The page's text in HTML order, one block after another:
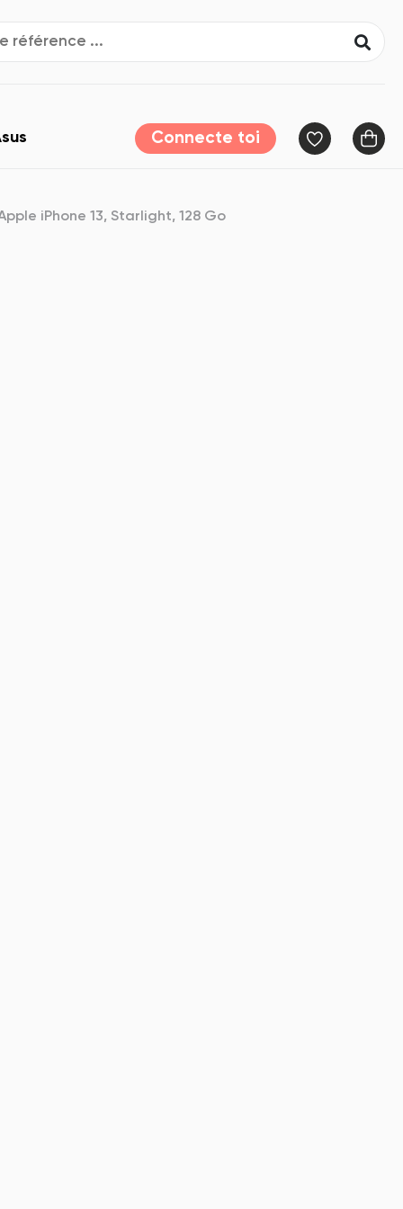
Connecte toi
iPhone 13, Starlight, 128 Go